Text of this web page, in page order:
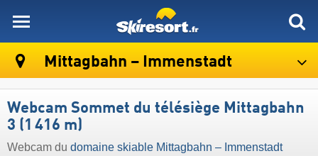
Mittagbahn – Immenstadt
Webcam Sommet du télésiège Mittagbahn
3 (1 416 m)
Webcam du domaine skiable Mittagbahn – Immenstadt